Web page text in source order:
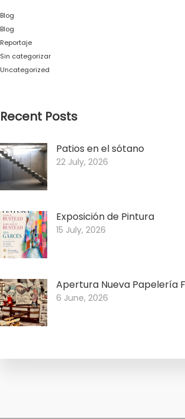
Blog
Blog
Reportaje
Sin categorizar
Uncategorized
Recent Posts
Patios en el sótano
22 July, 2026
Exposición de Pintura
15 July, 2026
Apertura Nueva Papelería
6 June, 2026